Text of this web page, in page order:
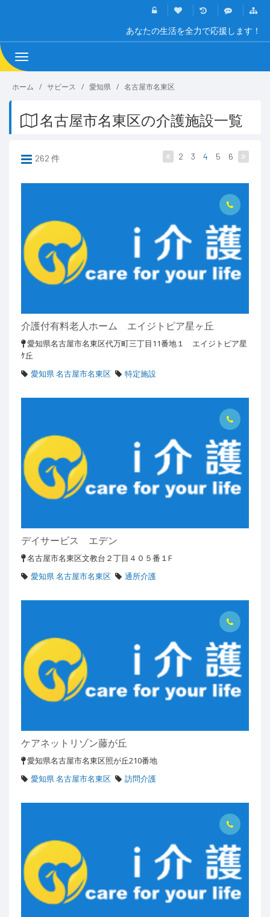
あなたの生活を全力で応援します！
Toggle
navigation
ホーム サビース 愛知県 名古屋市名東区
名古屋市名東区の介護施設一覧
262 件 2 3 4 5 6
介護付有料老人ホーム エイジトピア星ヶ丘
愛知県名古屋市名東区代万町三丁目11番地１ エイジトピア星
ｹ丘
愛知県 名古屋市名東区
特定施設
デイサービス エデン
名古屋市名東区文教台２丁目４０５番１F
愛知県 名古屋市名東区
通所介護
ケアネットリゾン藤が丘
愛知県名古屋市名東区照が丘210番地
愛知県 名古屋市名東区
訪問介護